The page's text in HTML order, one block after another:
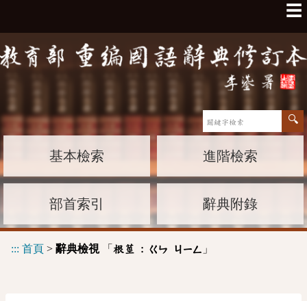
☰
基本檢索 進階檢索
部首索引 辭典附錄
::: 首頁 > 辭典檢視「 根莖 : ㄍㄣ ㄐㄧㄥ 」